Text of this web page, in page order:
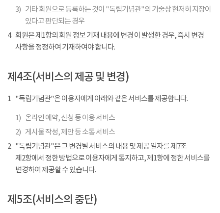
3) 기타 회원으로 등록하는 것이 "독립기념관"의 기술상 현저히 지장이
있다고 판단되는 경우
4
회원은 제1항의 회원 정보 기재 내용에 변경 이 발생한 경우, 즉시 변경
사항을 정정하여 기재하여야 합니다.
제4조(서비스의 제공 및 변경)
1 "독립기념관"은 이용자에게 아래와 같은 서비스를 제공합니다.
1) 온라인 예약, 신청 등 이용 서비스
2) 게시물 작성, 제안 등 소통 서비스
2 "독립기념관"은 그 변경될 서비스의 내용 및 제공 일자를 제7조
제2항에서 정한 방법으로 이용자에게 통지하고, 제1항에 정한 서비스를
변경하여 제공할 수 있습니다.
제5조(서비스의 중단)